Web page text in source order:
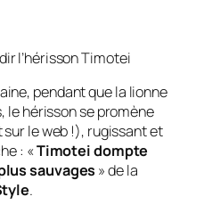
l’hérisson Timotei
pendant que la lionne
le hérisson se promène
le web !), rugissant et
: «Timotei dompte
sauvages » de la
.